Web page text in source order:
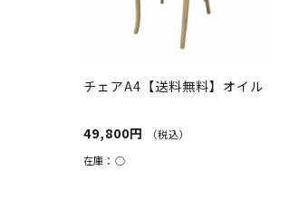
チェアA4【送料無料】オイル
49,800円
（税込）
在庫： ○